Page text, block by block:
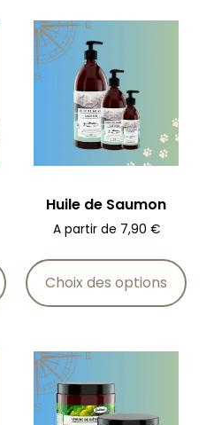
Huile de Saumon
A partir de 7,90 €
Choix des options